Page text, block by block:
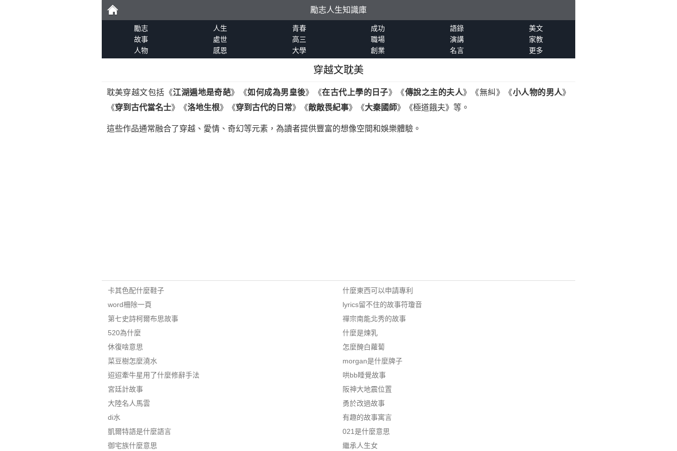
勵
勵志人生知識庫
勵志 人生 青春 成功 語錄
美文
故事
處世 高三 職場 演講
家教
人物
感恩 大學 創業 名言 更多
穿越文耽美
耽美穿越文包括《江湖遍地是奇葩》《如何成為男皇後》《在古代上學的日子》《傳說之主的夫人》《無糾》《小人物的男人》
《穿到古代當名士》《洛地生根》《穿到古代的日常》《敵敵畏紀事》《大秦國師》《極道餓夫》等。
這些作品通常融合了穿越、愛情、奇幻等元素，為讀者提供豐富的想像空間和娛樂體驗。
卡其色配什麼鞋子
word柵除一頁
第七史詩柯爾布思故事
520為什麼
休復啥意思
菜豆樹怎麼澆水
迢迢牽牛星用了什麼修辭手法
宮廷計故事
大陸名人馬雲
di水
凱爾特語是什麼語言
御宅族什麼意思
什麼東西可以申請專利
lyrics留不住的故事符瓊音
禪宗南能北秀的故事
什麼是煉乳
怎麼醃白蘿蔔
morgan是什麼牌子
哄bb睡覺故事
阪神大地震位置
勇於改過故事
有趣的故事寓言
021是什麼意思
繼承人生女